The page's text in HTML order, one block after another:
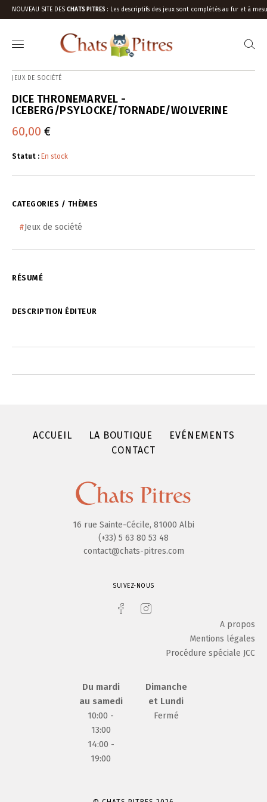
NOUVEAU SITE DES CHATS PITRES : Les descriptifs des jeux sont complétés au fur et à
JEUX DE SOCIÉTÉ
DICE THRONEMARVEL -
ICEBERG/PSYLOCKE/TORNADE/WOLVERINE
60,00 €
Statut : En stock
CATEGORIES / THÈMES
#Jeux de société
RÉSUMÉ
DESCRIPTION ÉDITEUR
ACCUEIL LA BOUTIQUE
EVÉNEMENTS
CONTACT
SUIVEZ-NOUS
16 rue Sainte-Cécile, 81000 Albi
(+33) 5 63 80 53 48
contact@chats-pitres.com
A propos
Mentions légales
Procédure spéciale JCC
Du mardi
au samedi
10:00 -
13:00
14:00 -
19:00
Dimanche
et Lundi
Fermé